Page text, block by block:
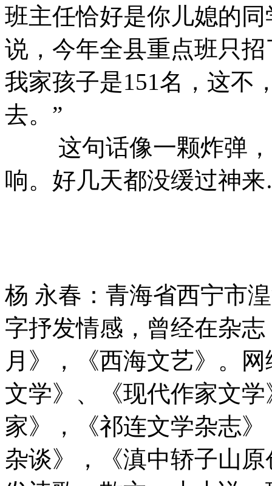
班主任恰好是你儿媳的
说，今年全县重点班只
我家孩子是151名，这不
去。”
这句话像一颗炸弹，
响。好几天都没缓过神
杨 永春：青海省西宁市
字抒发情感，曾经在杂
月》，《西海文艺》。
文学》、《现代作家文
家》，《祁连文学杂志
杂谈》，《滇中轿子山